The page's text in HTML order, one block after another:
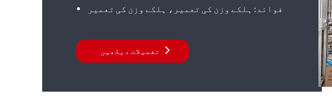
فوائد: ہلکے وزن کی تعمیر، ہلکے وزن کی تعمیر
تفصیلات دیکھیں